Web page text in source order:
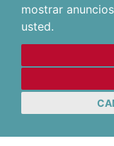
mostrar
usted.